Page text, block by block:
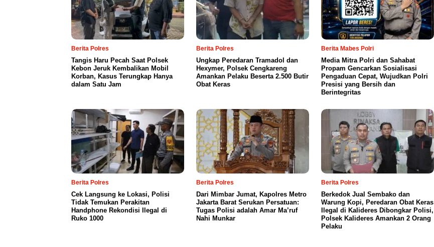
Berita Polres
Tangis Haru Pecah Saat Polsek
Kebon Jeruk Kembalikan Mobil
Korban, Kasus Terungkap Hanya
dalam Satu Jam
Berita Polres
Ungkap Peredaran Tramadol dan
Hexymer, Polsek Cengkareng
Amankan Pelaku Beserta 2.500 Butir
Obat Keras
Berita Mabes Polri
Media Mitra Polri dan Sahabat
Propam Gencarkan Sosialisasi
Pengaduan Cepat, Wujudkan Polri
Presisi yang Bersih dan
Berintegritas
Berita Polres
Cek Langsung ke Lokasi, Polisi
Tidak Temukan Perakitan
Handphone Rekondisi Ilegal di
Ruko 1000
Berita Polres
Dari Mimbar Jumat, Kapolres Metro
Jakarta Barat Serukan Persatuan:
Tugas Polisi adalah Amar Ma’ruf
Nahi Munkar
Berita Polres
Berkedok Jual Sembako dan
Warung Kopi, Peredaran Obat Keras
Ilegal di Kalideres Dibongkar Polisi,
Polsek Kalideres Amankan 2 Orang
Pelaku